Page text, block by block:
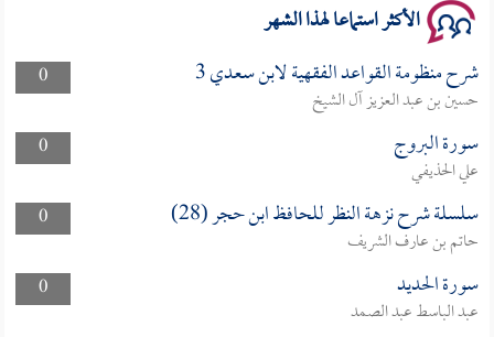
الأكثر استماعا لهذا الشهر
0 شرح منظومة القواعد الفقهية لابن سعدي 3
حسين بن عبد العزيز آل الشيخ
0
سورة البروج
علي الحذيفي
0
سلسلة شرح نزهة النظر للحافظ ابن حجر (28)
حاتم بن عارف الشريف
0
سورة الحديد
عبد الباسط عبد الصمد